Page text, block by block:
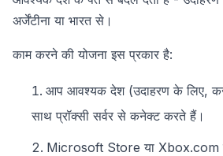
अर्जेंटीना या भारत से।
काम करने की योजना इस प्रकार है:
आप आवश्यक देश (उदाहरण के लिए,
साथ प्रॉक्सी सर्वर से कनेक्ट करते हैं।
Microsoft Store या Xbox.com